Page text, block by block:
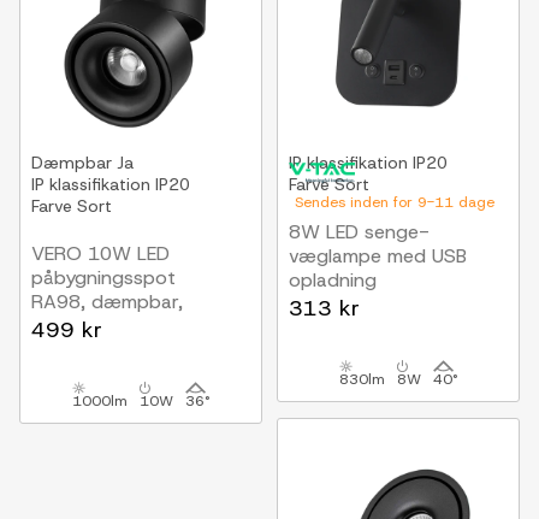
Dæmpbar Ja
IP klassifikation IP20
Farve Sort
VERO 10W LED
påbygningsspot
RA98, dæmpbar,
roterbar
499 kr
1000lm 10W 36°
Sendes inden for 9-11 dage
IP klassifikation IP20
FarveSort
8W LED senge-
væglampe med USB
opladning
Sort, 3000K, CREE chip,
313 kr
830lm 8W 40°